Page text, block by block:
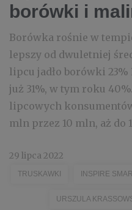
borówki i
Borówka rośnie w
lepszy od dwuletniej
lipcu jadło borówki
już 31%, w tym roku
lipcowych
mln przez 10 mln, aż do
29 lipca 2022
TRUSKAWKI INSPIRE
URSZULA